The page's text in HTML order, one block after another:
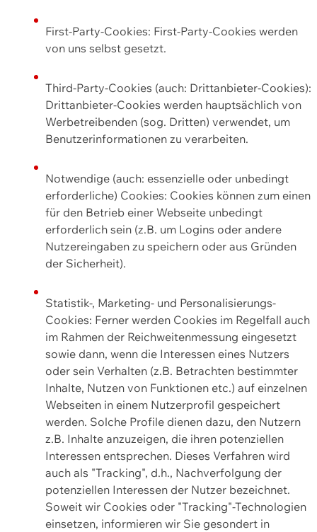
First-Party-Cookies: First-Party-Cookies werden
von uns selbst gesetzt.
Third-Party-Cookies (auch: Drittanbieter-Cookies):
Drittanbieter-Cookies werden hauptsächlich von
Werbetreibenden (sog. Dritten) verwendet, um
Benutzerinformationen zu verarbeiten.
Notwendige (auch: essenzielle oder unbedingt
erforderliche) Cookies: Cookies können zum einen
für den Betrieb einer Webseite unbedingt
erforderlich sein (z.B. um Logins oder andere
Nutzereingaben zu speichern oder aus Gründen
der Sicherheit).
Statistik-, Marketing- und Personalisierungs-
Cookies: Ferner werden Cookies im Regelfall auch
im Rahmen der Reichweitenmessung eingesetzt
sowie dann, wenn die Interessen eines Nutzers
oder sein Verhalten (z.B. Betrachten bestimmter
Inhalte, Nutzen von Funktionen etc.) auf einzelnen
Webseiten in einem Nutzerprofil gespeichert
werden. Solche Profile dienen dazu, den Nutzern
z.B. Inhalte anzuzeigen, die ihren potenziellen
Interessen entsprechen. Dieses Verfahren wird
auch als "Tracking", d.h., Nachverfolgung der
potenziellen Interessen der Nutzer bezeichnet.
Soweit wir Cookies oder "Tracking"-Technologien
einsetzen, informieren wir Sie gesondert in